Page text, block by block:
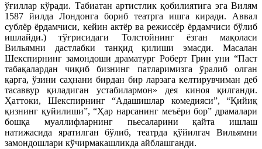
ўғиллар кўради. Табиатан артистлик қобилиятига эга Вилям
1587 йилда Лондонга бориб театрга ишга киради. Аввал
сублёр ёрдамчиси, кейин актёр ва режиссёр ёрдамчиси бўлиб
ишлайди.) тўғрисидаги Толстойнинг ёзган мақоласи
Вильямни дастлабки танқид қилиши эмасди. Масалан
Шекспирнинг замондоши драматург Роберт Грин уни “Паст
табақалардан чиқиб бизнинг патларимизга ўралиб олган
қарға, ўзини саҳнани бирдан бир ларзага келтирувчиман деб
тасаввур қиладиган устабилармон» дея киноя қилганди.
Ҳаттоки, Шекспирнинг “Адашишлар комедияси”, “Қийиқ
қизнинг қуйилиши”, “Ҳар нарсанинг меъёри бор” драмалари
бошқа муаллифларнинг пьесаларини қайта ишлаш
натижасида яратилган бўлиб, театрда қўйилгач Вильямни
замондошлари кўчирмакашликда айблашганди.